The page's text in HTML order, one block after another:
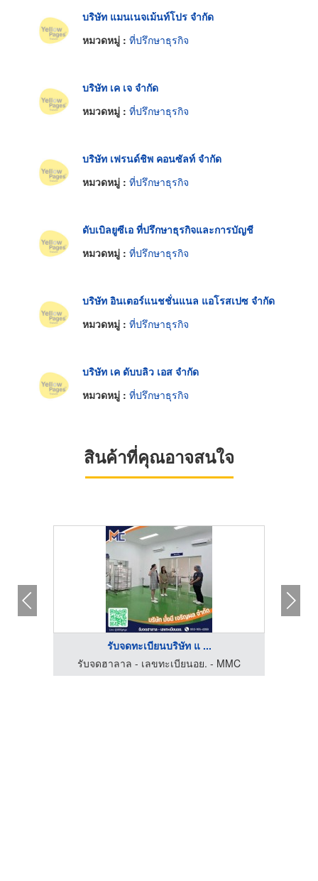
บริษัท แมนเนจเม้นท์โปร จำกัด
หมวดหมู่ : ที่ปรึกษาธุรกิจ
บริษัท เค เจ จำกัด
หมวดหมู่ : ที่ปรึกษาธุรกิจ
บริษัท เฟรนด์ชิพ คอนซัลท์ จำกัด
หมวดหมู่ : ที่ปรึกษาธุรกิจ
ดับเบิลยูซีเอ ที่ปรึกษาธุรกิจและการบัญชี
หมวดหมู่ : ที่ปรึกษาธุรกิจ
บริษัท อินเตอร์แนชชั่นแนล แอโรสเปซ จำกัด
หมวดหมู่ : ที่ปรึกษาธุรกิจ
บริษัท เค ดับบลิว เอส จำกัด
หมวดหมู่ : ที่ปรึกษาธุรกิจ
สินค้าที่คุณอาจสนใจ
รับจดทะเบียนบริษัท แ ...
รับจดฮาลาล - เลขทะเบียนอย. - MMC